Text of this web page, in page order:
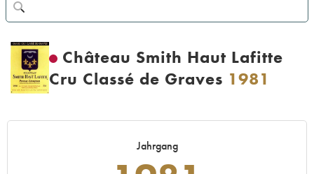
Château Smith Haut Lafitte
Cru Classé de Graves 1981
Jahrgang